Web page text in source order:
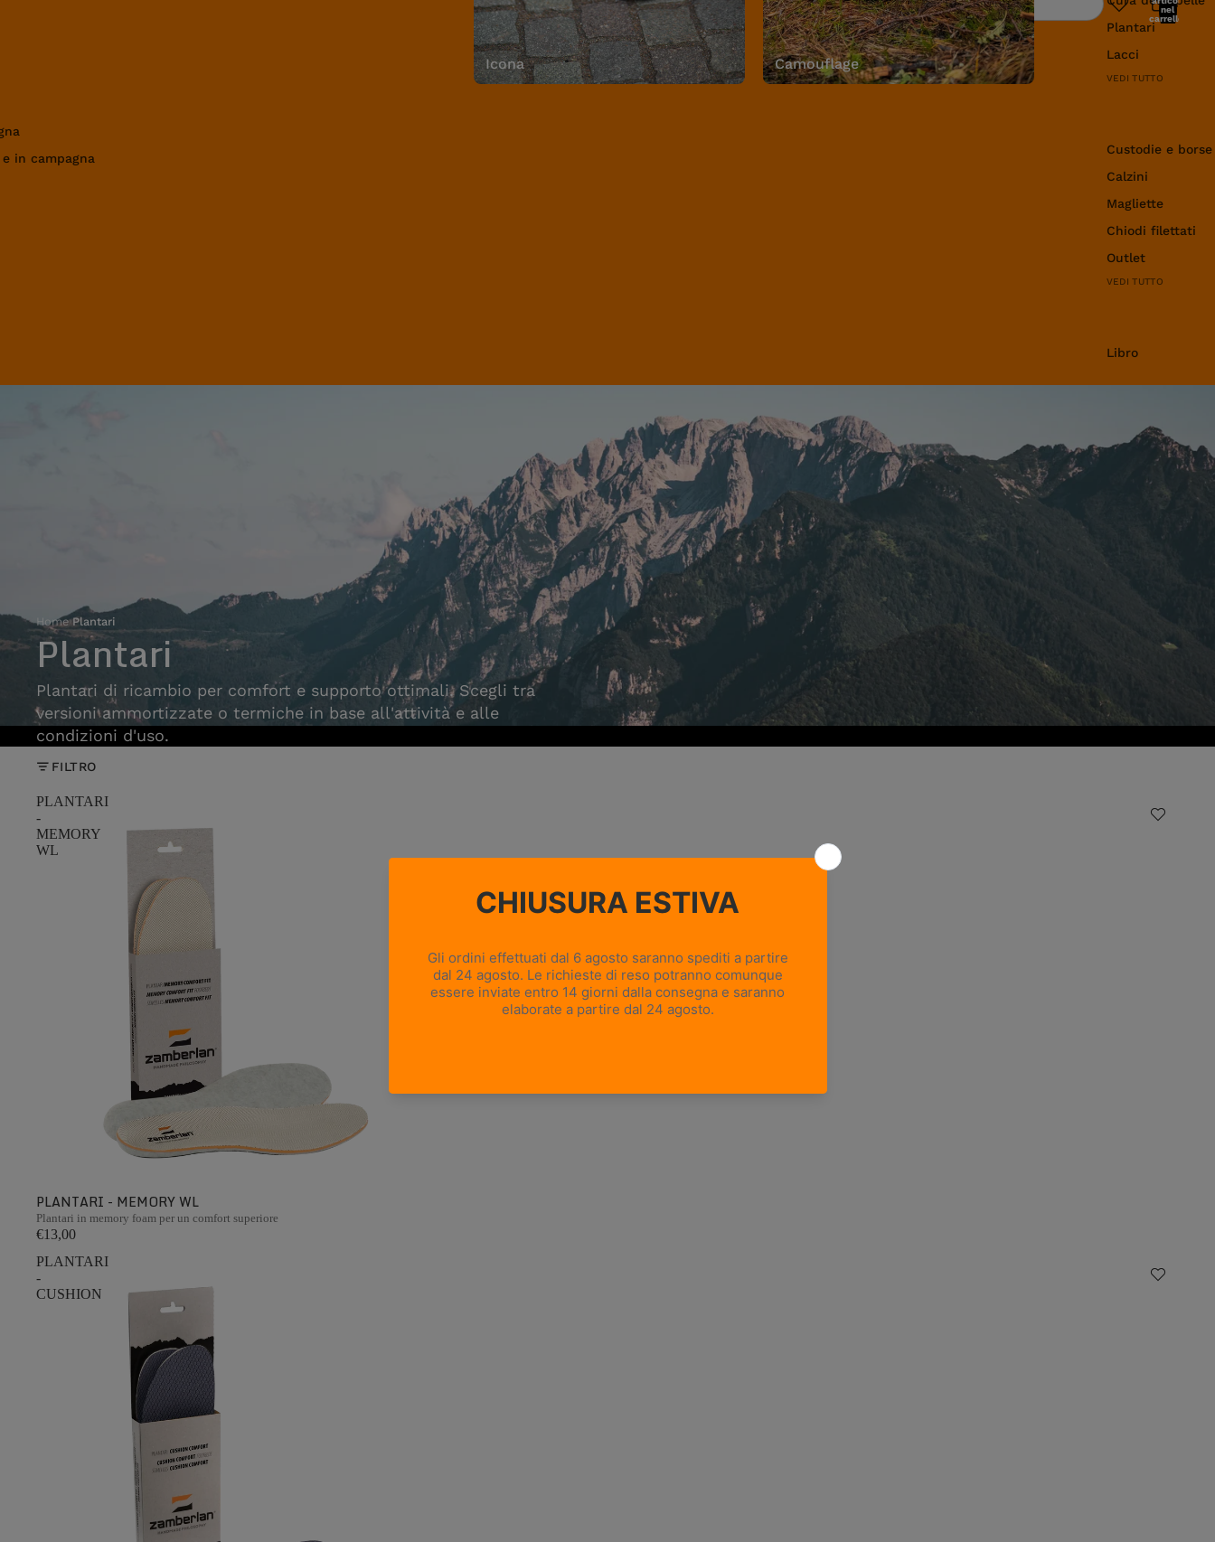
in campagna
Icona Camouflage
Plantari
Lacci
VEDI TUTTO
Custodie e
Calzini
Magliette
Chiodi filettati
Outlet
VEDI TUTTO
Libro
Ricerca
nel
carrello:
Home›Plantari
Plantari
Plantari di ricambio per comfort e supporto ottimali. Scegli tra
versioni ammortizzate o termiche in base all'attività e alle
condizioni d'uso.
FILTRO
PLANTARI
-
MEMORY
WL
PLANTARI - MEMORY WL
Plantari in memory foam per un comfort superiore
€13,00
PLANTARI
-
CUSHION